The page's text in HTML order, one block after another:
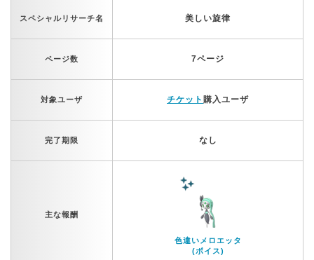
スペシャルリサーチ名 美しい旋律
ページ数 7ページ
対象ユーザ チケット 購入ユーザ
完了期限 なし
主な報酬
色違いメロエッタ
(ボイス)